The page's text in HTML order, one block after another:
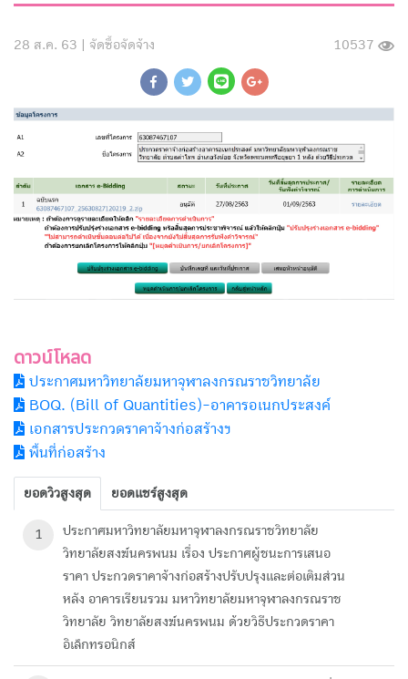
28 ส.ค. 63 | จัดซื้อจัดจ้าง 10537
ดาวน์โหลด
ประกาศมหาวิทยาลัยมหาจุฬาลงกรณราชวิทยาลัย
BOQ. (Bill of Quantities)-อาคารอเนกประสงค์
เอกสารประกวดราคาจ้างก่อสร้างฯ
พื้นที่ก่อสร้าง
ยอดวิวสูงสุด ยอดแชร์สูงสุด
1
ประกาศมหาวิทยาลัยมหาจุฬาลงกรณราชวิทยาลัย
วิทยาลัยสงฆ์นครพนม เรื่อง ประกาศผู้ชนะการเสนอ
ราคา ประกวดราคาจ้างก่อสร้างปรับปรุงและต่อเติมส่วน
หลัง อาคารเรียนรวม มหาวิทยาลัยมหาจุฬาลงกรณราช
วิทยาลัย วิทยาลัยสงฆ์นครพนม ด้วยวิธีประกวดราคา
อิเล็กทรอนิกส์